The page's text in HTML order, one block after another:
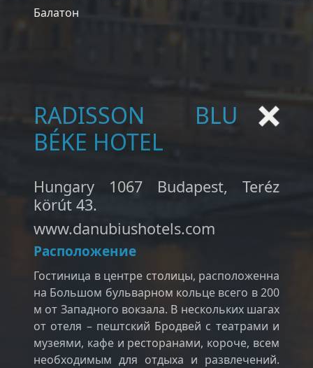
Балатон
RADISSON BLU
BÉKE HOTEL
Hungary 1067 Budapest, Teréz
körút 43.
www.danubiushotels.com
Расположение
Гостиница в центре столицы, расположенна
на Большом бульварном кольце всего в 200
м от Западного вокзала. В нескольких шагах
от отеля – пештский Бродвей с театрами и
музеями, кафе и ресторанами, короче, всем
необходимым для отдыха и развлечений.